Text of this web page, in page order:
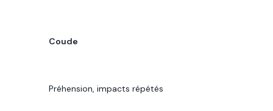
Coude
Préhension, impacts répétés